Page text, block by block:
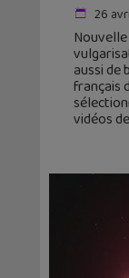
26
aussi de
français
vidéos